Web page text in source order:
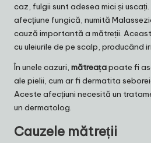
caz, fulgii sunt adesea mici și
afecțiune fungică, numită
cauză importantă a mătreții.
cu uleiurile de pe scalp, producând
În unele cazuri, mătreațapoate fi
ale pielii, cum ar fi dermatita
Aceste afecțiuni necesită un
un dermatolog.
Cauzele mătreții